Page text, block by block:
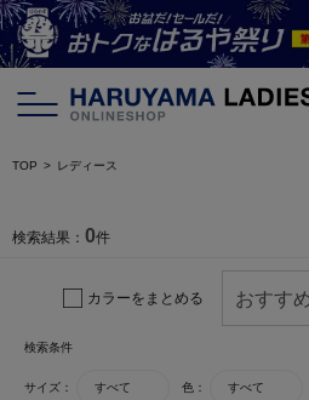
TOP レディース
検索結果： 0件
カラーをまとめる
検索条件
サイズ： すべて 色： すべて